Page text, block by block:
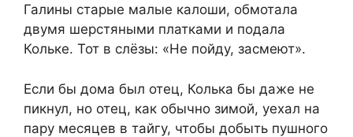
Галины старые малые калоши, обмотала
двумя шерстяными платками и подала
Кольке. Тот в слёзы: «Не пойду, засмеют».
Если бы дома был отец, Колька бы даже не
пикнул, но отец, как обычно зимой, уехал на
пару месяцев в тайгу, чтобы добыть пушного